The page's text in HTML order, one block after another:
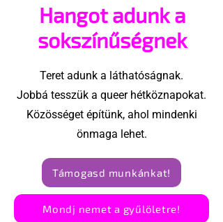
Hangot adunk a
sokszínűségnek
Teret adunk a láthatóságnak.
Jobbá tesszük a queer hétköznapokat.
Közösséget építünk, ahol mindenki
önmaga lehet.
Támogasd munkánkat!
Mondj nemet a gyűlöletre!